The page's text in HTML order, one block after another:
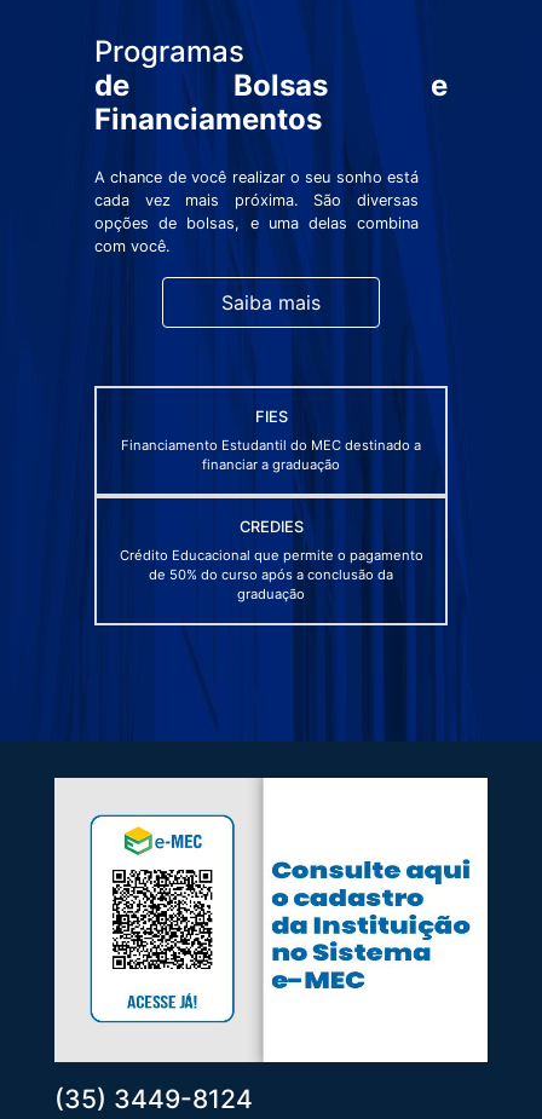
Programas
de Bolsas e
Financiamentos
A chance de você realizar o seu sonho está
cada vez mais próxima. São diversas
opções de bolsas, e uma delas combina
com você.
Saiba mais
FIES
Financiamento Estudantil do MEC destinado a
financiar a graduação
CREDIES
Crédito Educacional que permite o pagamento
de 50% do curso após a conclusão da
graduação
(35) 3449-8124